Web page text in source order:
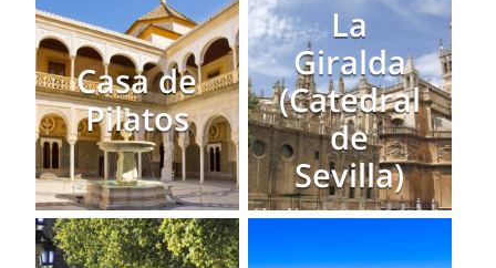
Casa de
Pilatos
La
Giralda
(Catedral
de
Sevilla)